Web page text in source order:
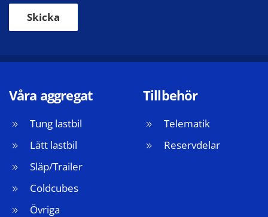
Skicka
Våra aggregat
Tung lastbil
Lätt lastbil
Släp/Trailer
Coldcubes
Övriga
Tillbehör
Telematik
Reservdelar